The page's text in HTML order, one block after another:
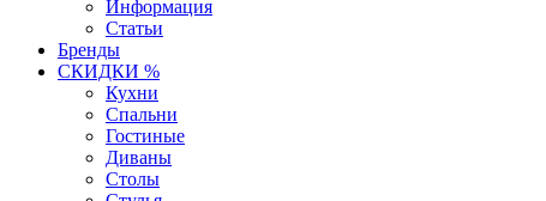
Информация
Статьи
Бренды
СКИДКИ %
Кухни
Спальни
Гостиные
Диваны
Столы